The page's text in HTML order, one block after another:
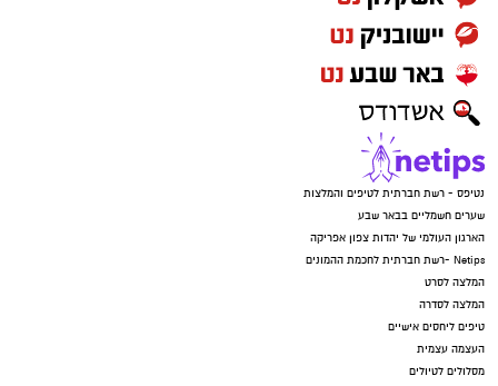
נטיפס - רשת חברתית לטיפים והמלצות
שערים חשמליים בבאר שבע
הארגון העולמי של יהדות צפון אפריקה
Netips -רשת חברתית לחכמת ההמונים
המלצה לסרט
המלצה לסדרה
טיפים ליחסים אישיים
העצמה עצמית
מסלולים לטיולים